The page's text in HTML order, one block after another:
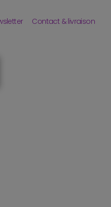
Contact & livraison